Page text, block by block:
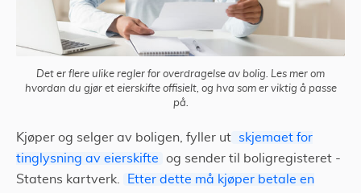
Det er flere ulike regler for overdragelse av bolig. Les mer om
hvordan du gjør et eierskifte offisielt, og hva som er viktig å passe
på.
Kjøper og selger av boligen, fyller ut
skjemaet for
tinglysning av eierskifte
og sender til boligregisteret -
Statens kartverk.
Etter dette må kjøper betale en